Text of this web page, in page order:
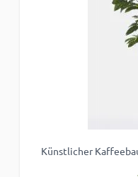
Künstlicher